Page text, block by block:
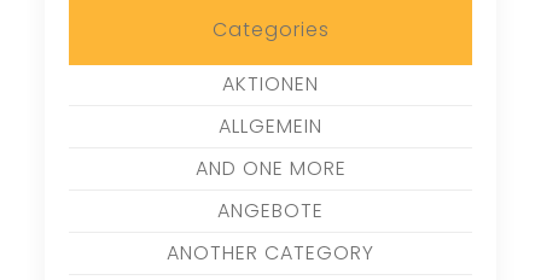
Categories
AKTIONEN
ALLGEMEIN
AND ONE MORE
ANGEBOTE
ANOTHER CATEGORY